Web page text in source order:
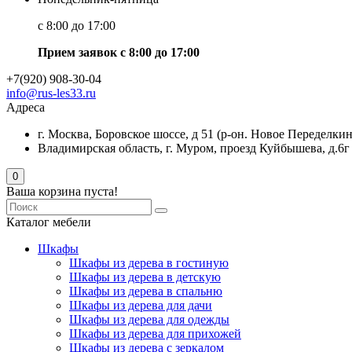
с 8:00 до 17:00
Прием заявок с 8:00 до 17:00
+7(920) 908-30-04
info@rus-les33.ru
Адреса
г. Москва, Боровское шоссе, д 51 (р-он. Новое
Владимирская область, г. Муром, проезд Куйбышева, д.6г
0
Ваша корзина пуста!
Каталог мебели
Шкафы
Шкафы из дерева в гостиную
Шкафы из дерева в детскую
Шкафы из дерева в спальню
Шкафы из дерева для дачи
Шкафы из дерева для одежды
Шкафы из дерева для прихожей
Шкафы из дерева с зеркалом